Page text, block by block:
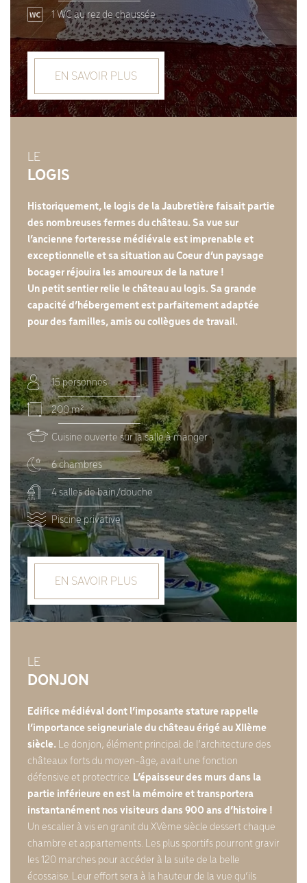
1 WC au rez de chaussée
EN SAVOIR PLUS
LE
LOGIS
Historiquement, le logis de la Jaubretière faisait partie
des nombreuses fermes du château. Sa vue sur
l’ancienne forteresse médiévale est imprenable et
exceptionnelle et sa situation au Coeur d’un paysage
bocager réjouira les amoureux de la nature !
Un petit sentier relie le château au logis. Sa grande
capacité d’hébergement est parfaitement adaptée
pour des familles, amis ou collègues de travail.
15 personnes
200 m²
Cuisine ouverte sur la salle à manger
6 chambres
4 salles de bain/douche
Piscine privative
EN SAVOIR PLUS
LE
DONJON
Edifice médiéval dont l’imposante stature rappelle
l’importance seigneuriale du château érigé au XIIème
siècle. Le donjon, élément principal de l’architecture des
châteaux forts du moyen-âge, avait une fonction
défensive et protectrice. L’épaisseur des murs dans la
partie inférieure en est la mémoire et transportera
instantanément nos visiteurs dans 900 ans d’histoire !
Un escalier à vis en granit du XVème siècle dessert chaque
chambre et appartements. Les plus sportifs pourront gravir
les 120 marches pour accéder à la suite de la belle
écossaise. Leur effort sera à la hauteur de la vue qu’ils